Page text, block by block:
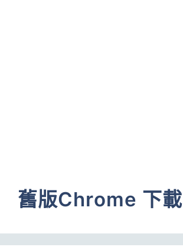
舊版Chrome 下載